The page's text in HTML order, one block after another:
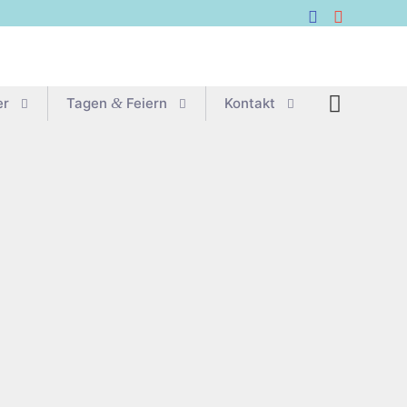
Tagen & Feiern Kon­takt